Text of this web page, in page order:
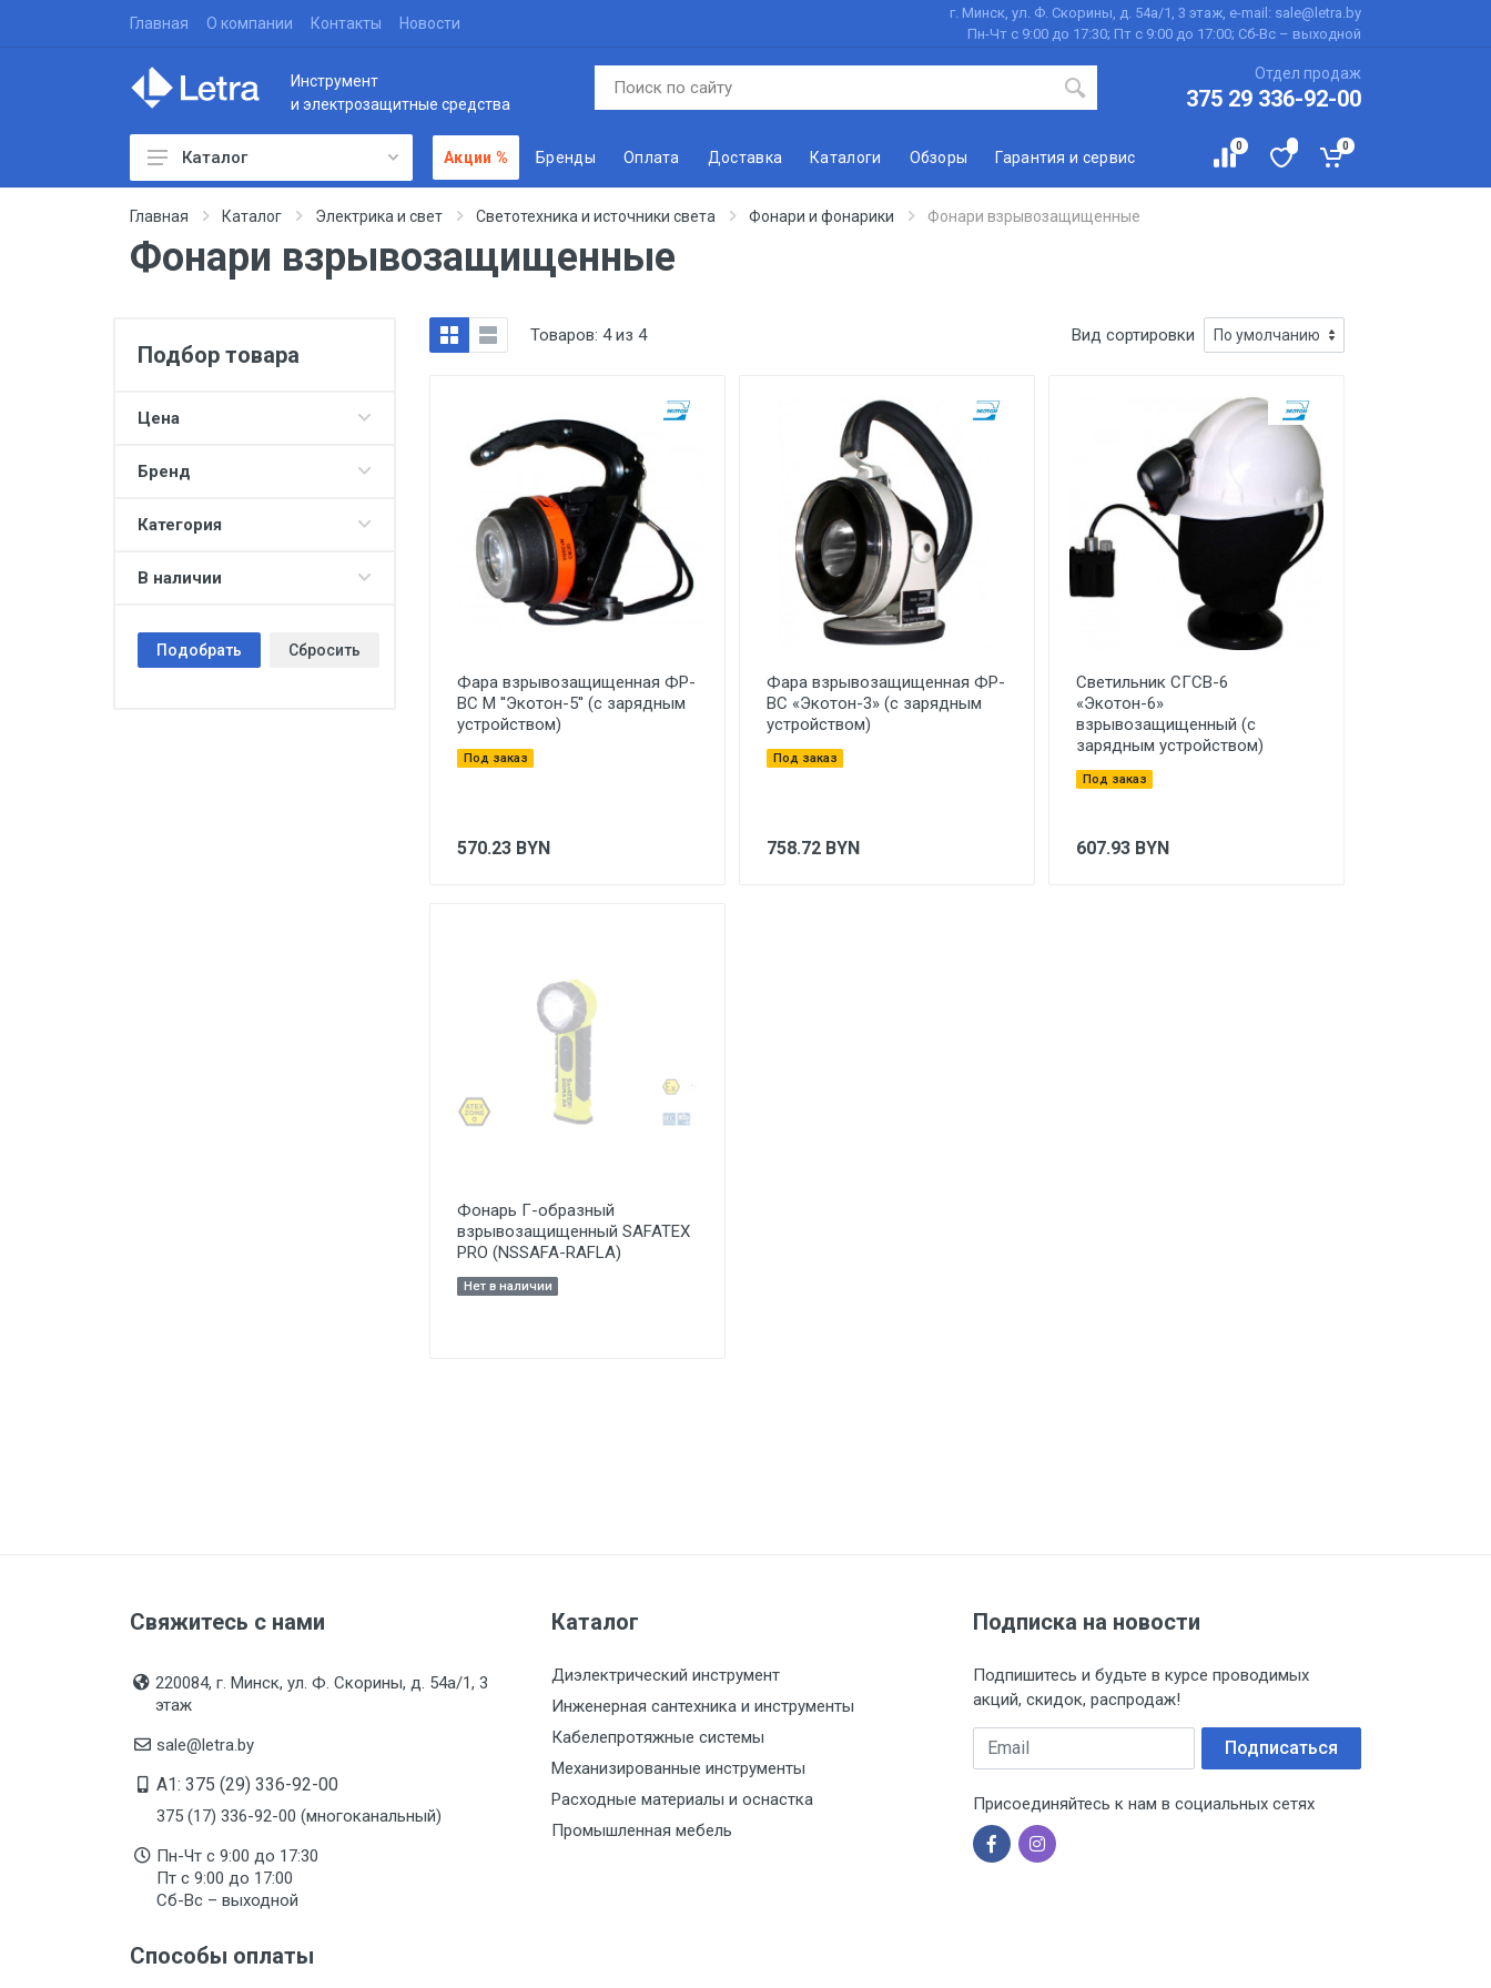
Главная О компании Контакты Новости
г. Минск, ул. Ф. Скорины, д. 54а/1, 3 этаж, e-mail: sale@letra.by
Пн-Чт с 9:00 до 17:30; Пт с 9:00 до 17:00; Сб-Вс – выходной
Инструмент
и электрозащитные средства
Отдел продаж
375 29 336-92-00
Каталог Акции % Бренды Оплата Доставка Каталоги Обзоры Гарантия и сервис
0 0
Главная Каталог Электрика и свет Светотехника и источники света Фонари и фонарики Фонари взрывозащищенные
Фонари взрывозащищенные
Подбор товара
Цена
Бренд
Категория
В наличии
Подобрать Сбросить
Товаров: 4из 4 Вид сортировки
Фара взрывозащищенная ФР-
ВС М ''Экотон-5'' (с зарядным
устройством)
Под заказ
570.23 BYN
Фара взрывозащищенная ФР-
ВС «Экотон-3» (с зарядным
устройством)
Под заказ
758.72 BYN
Светильник СГСВ-6
«Экотон-6»
взрывозащищенный (с
зарядным устройством)
Под заказ
607.93 BYN
Фонарь Г-образный
взрывозащищенный SAFATEX
PRO (NSSAFA-RAFLA)
Нет в наличии
Свяжитесь с нами
220084, г. Минск, ул. Ф. Скорины, д. 54а/1, 3
этаж
sale@letra.by
A1: 375 (29) 336-92-00
375 (17) 336-92-00 (многоканальный)
Пн-Чт с 9:00 до 17:30
Пт с 9:00 до 17:00
Сб-Вс – выходной
Каталог
Диэлектрический инструмент
Инженерная сантехника и инструменты
Кабелепротяжные системы
Механизированные инструменты
Расходные материалы и оснастка
Промышленная мебель
Подписка на новости
Подпишитесь и будьте в курсе проводимых
акций, скидок, распродаж!
Email Подписаться
Присоединяйтесь к нам в социальных сетях
Способы оплаты